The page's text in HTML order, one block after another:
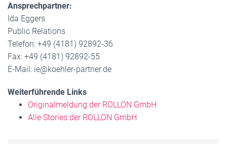
Ansprechpartner:
Ida Eggers
Public Relations
Telefon: +49 (4181) 92892-36
Fax: +49 (4181) 92892-55
E-Mail: ie@koehler-partner.de
Weiterführende Links
Originalmeldung der ROLLON GmbH
Alle Stories der ROLLON GmbH